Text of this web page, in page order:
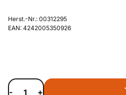
Herst.-Nr.: 00312295
EAN: 4242005350926
- +